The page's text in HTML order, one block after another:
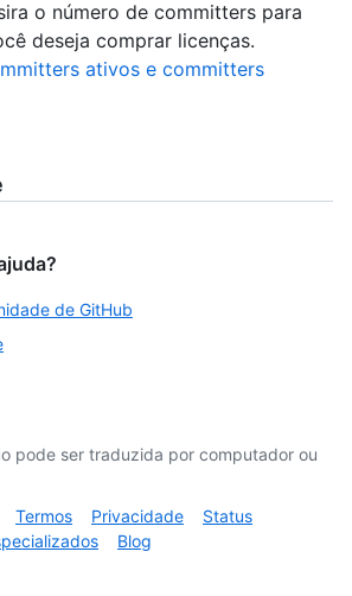
o número de committers para
deseja comprar licenças.
ativos e committers
de GitHub
pode ser traduzida por computador ou
Termos Privacidade
Status
Blog